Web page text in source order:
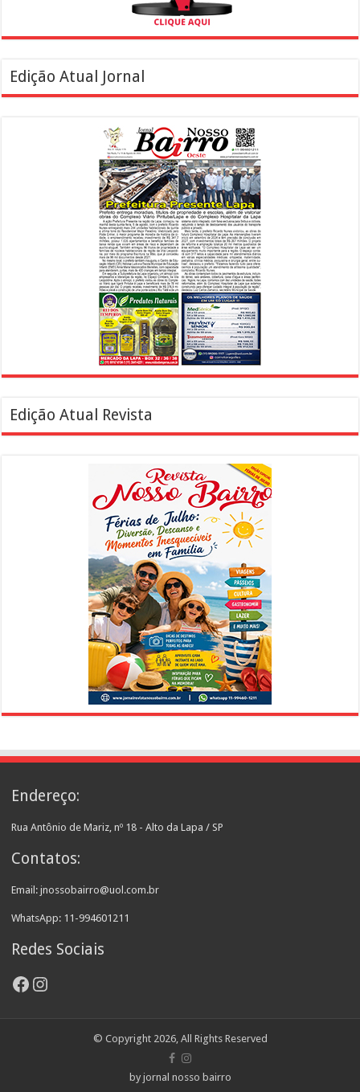
Edição Atual Jornal
Edição Atual Revista
Endereço:
Rua Antônio de Mariz, nº 18 - Alto da Lapa / SP
Contatos:
Email: jnossobairro@uol.com.br
WhatsApp: 11-994601211
Redes Sociais
Facebook
Instagram
© Copyright 2026, All Rights Reserved
by jornal nosso bairro